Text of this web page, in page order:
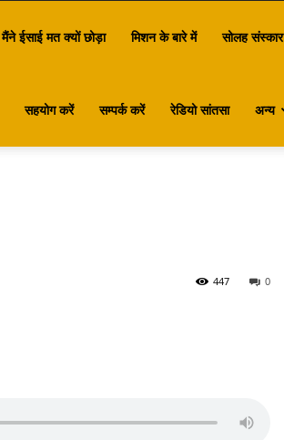
मैंने ईसाई मत क्यों छोड़ा मिशन के बारे में सोलह संस्कार
सहयोग करें सम्पर्क करें रेडियो सांतसा अन्य
0
447